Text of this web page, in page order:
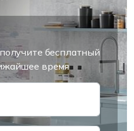
бесплатный
время